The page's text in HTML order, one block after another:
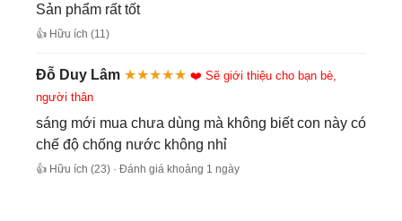
Sản phẩm rất tốt
👍 Hữu ích (11)
Đỗ Duy Lâm ★★★★★ ❤️ Sẽ giới thiệu cho bạn bè,
người thân
sáng mới mua chưa dùng mà không biết con này có
chế độ chống nước không nhỉ
👍 Hữu ích (23) · Đánh giá khoảng 1 ngày